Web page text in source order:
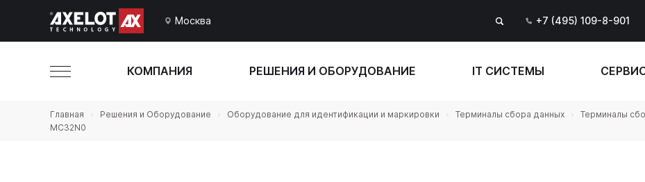
Москва +7 (495) 109-8-901
КОМПАНИЯ РЕШЕНИЯ И ОБОРУДОВАНИЕ IT СИСТЕМЫ
Главная Решения и Оборудование Оборудование для идентификации и маркировки Терминалы сбора данных Терминалы
MC32N0